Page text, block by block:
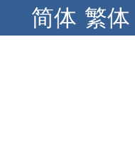
简体 繁体